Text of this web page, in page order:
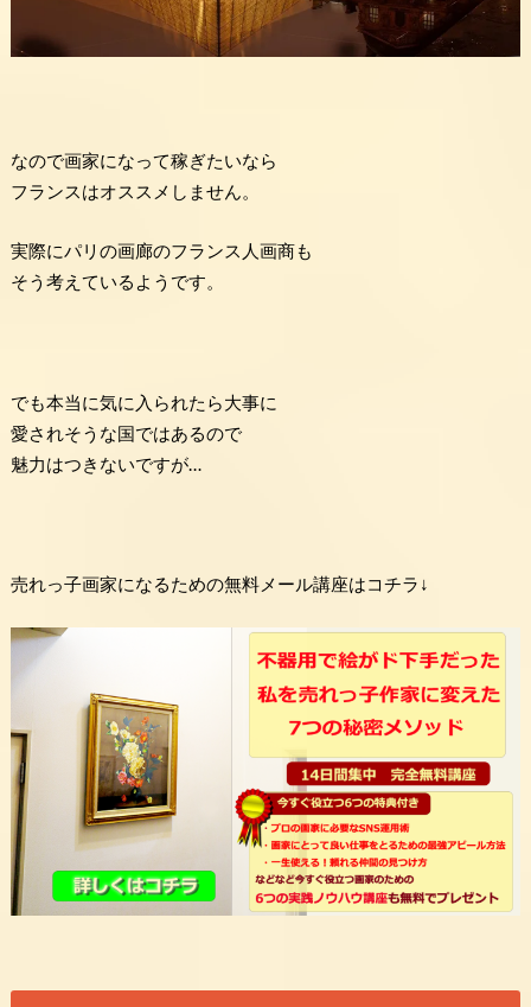
なので画家になって稼ぎたいなら
フランスはオススメしません。
実際にパリの画廊のフランス人画商も
そう考えているようです。
でも本当に気に入られたら大事に
愛されそうな国ではあるので
魅力はつきないですが…
売れっ子画家になるための無料メール講座はコチラ↓